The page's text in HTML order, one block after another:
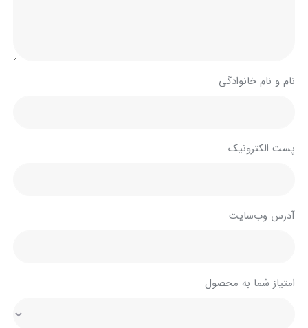
نام و نام خانوادگی
پست الکترونیک
آدرس وب‌سایت
امتیاز شما به محصول